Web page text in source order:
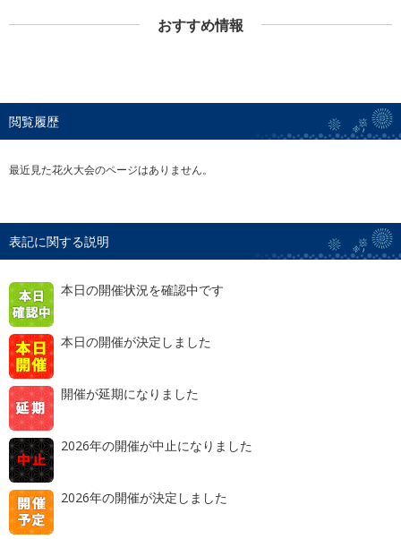
おすすめ情報
閲覧履歴
最近見た花火大会のページはありません。
表記に関する説明
本日の開催状況を確認中です
本日の開催が決定しました
開催が延期になりました
2026年の開催が中止になりました
2026年の開催が決定しました